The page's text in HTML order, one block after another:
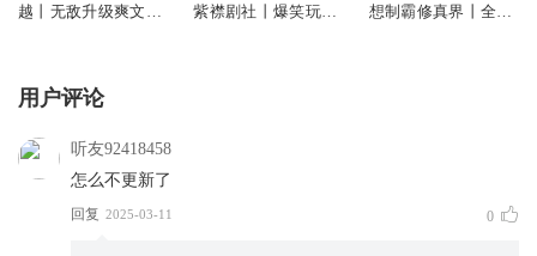
越丨无敌升级爽文丨
紫襟剧社丨爆笑玩家
想制霸修真界丨全网
用户评论
听友92418458
怎么不更新了
回复 2025-03-11 0